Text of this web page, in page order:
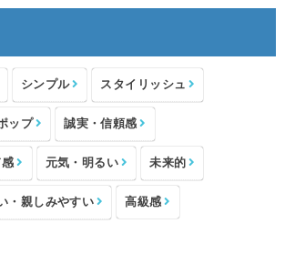
シンプル スタイリッシュ
ップ 誠実・信頼感
元気・明るい 未来的
・親しみやすい 高級感